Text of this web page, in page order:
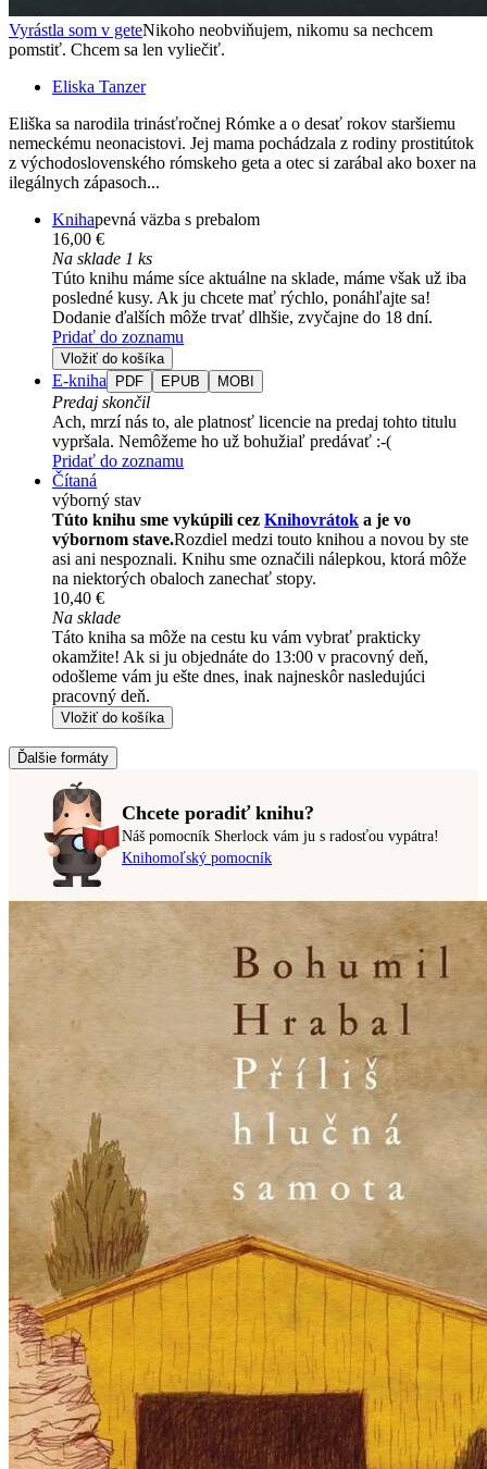
Vyrástla som v geteNikoho neobviňujem, nikomu sa nechcem
pomstiť. Chcem sa len vyliečiť.
Eliska Tanzer
Eliška sa narodila trinásťročnej Rómke a o desať rokov staršiemu
nemeckému neonacistovi. Jej mama pochádzala z rodiny prostitútok
z východoslovenského rómskeho geta a otec si zarábal ako boxer na
ilegálnych zápasoch...
Knihapevná väzba s prebalom
16,00 €
Na sklade 1 ks
Túto knihu máme síce aktuálne na sklade, máme však už iba
posledné kusy. Ak ju chcete mať rýchlo, ponáhľajte sa!
Dodanie ďalších môže trvať dlhšie, zvyčajne do 18 dní.
Pridať do zoznamu
Vložiť do košíka
E-kniha PDF EPUB MOBI
Predaj skončil
Ach, mrzí nás to, ale platnosť licencie na predaj tohto titulu
vypršala. Nemôžeme ho už bohužiaľ predávať :-(
Pridať do zoznamu
Čítaná
výborný stav
Túto knihu sme vykúpili cez Knihovrátok a je vo
výbornom stave.Rozdiel medzi touto knihou a novou by ste
asi ani nespoznali. Knihu sme označili nálepkou, ktorá môže
na niektorých obaloch zanechať stopy.
10,40 €
Na sklade
Táto kniha sa môže na cestu ku vám vybrať prakticky
okamžite! Ak si ju objednáte do 13:00 v pracovný deň,
odošleme vám ju ešte dnes, inak najneskôr nasledujúci
pracovný deň.
Vložiť do košíka
Ďalšie formáty
Chcete poradiť knihu?
Náš pomocník Sherlock vám ju s radosťou vypátra!
Knihomoľský pomocník